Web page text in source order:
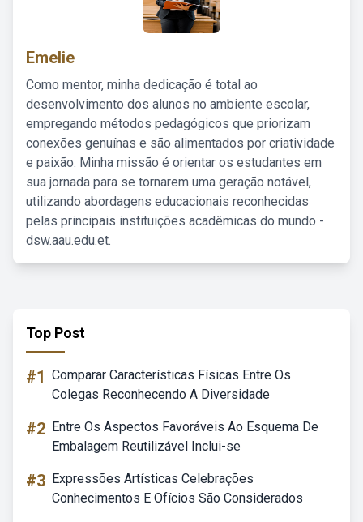
Emelie
Como mentor, minha dedicação é total ao
desenvolvimento dos alunos no ambiente escolar,
empregando métodos pedagógicos que priorizam
conexões genuínas e são alimentados por criatividade
e paixão. Minha missão é orientar os estudantes em
sua jornada para se tornarem uma geração notável,
utilizando abordagens educacionais reconhecidas
pelas principais instituições acadêmicas do mundo -
dsw.aau.edu.et.
Top Post
#1 Comparar Características Físicas Entre Os
Colegas Reconhecendo A Diversidade
#2 Entre Os Aspectos Favoráveis Ao Esquema De
Embalagem Reutilizável Inclui-se
#3 Expressões Artísticas Celebrações
Conhecimentos E Ofícios São Considerados